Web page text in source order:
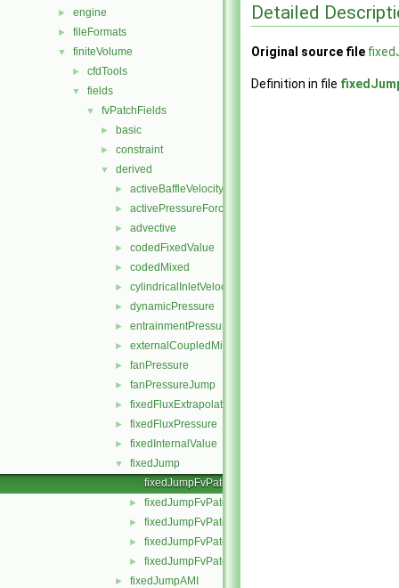
► engine
► fileFormats
▼ finiteVolume
► cfdTools
▼ fields
▼ fvPatchFields
► basic
► constraint
▼ derived
► activeBaffleVelocity
► activePressureForceBaffleVelocity
► advective
► codedFixedValue
► codedMixed
► cylindricalInletVelocity
► dynamicPressure
► entrainmentPressure
► externalCoupledMixed
► fanPressure
► fanPressureJump
► fixedFluxExtrapolatedPressure
► fixedFluxPressure
► fixedInternalValue
▼
fixedJump
fixedJumpFvPatchField.C
► fixedJumpFvPatchField.H
► fixedJumpFvPatchFields.C
► fixedJumpFvPatchFields.H
► fixedJumpFvPatchFieldsFwd.H
► fixedJumpAMI
Detailed
Original source file
Definition in file